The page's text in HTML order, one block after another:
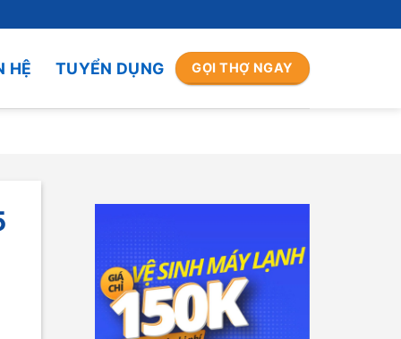
HỆ TUYỂN DỤNG GỌI THỢ NGAY